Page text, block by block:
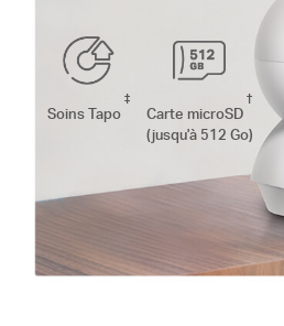
Soins Tapo
‡
Carte microSD
†
(jusqu'à 512 Go)